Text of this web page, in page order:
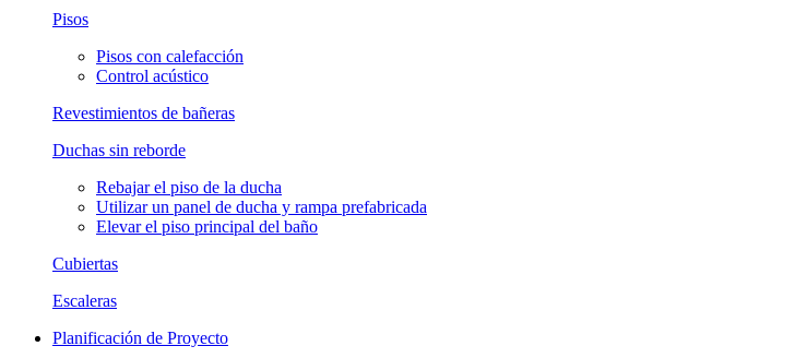
Pisos
Pisos con calefacción
Control acústico
Revestimientos de bañeras
Duchas sin reborde
Rebajar el piso de la ducha
Utilizar un panel de ducha y rampa prefabricada
Elevar el piso principal del baño
Cubiertas
Escaleras
Planificación de Proyecto